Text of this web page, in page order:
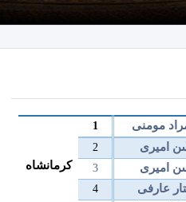
مومنی 1
کرمانشاه
امیری 2
امیری 3
عارفی 4